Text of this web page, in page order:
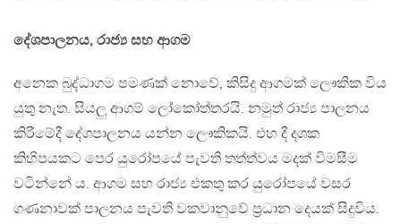
දේශපාලනය, රාජ්‍ය සහ ආගම
අනෙක බුද්ධාගම පමණක් නොවේ, කිසිදු ආගමක් ලෞකික විය
යුතු නැත. සියලු ආගම් ලෝකෝත්තරයි. නමුත් රාජ්‍ය පාලනය
කිරීමේදී දේශපාලනය යන්න ලෞකිකයි. එහ දී දශක
කිහිපයකට පෙර යුරෝපයේ පැවති තත්ත්වය මදක් විමසීම
වටින්නේ ය. ආගම සහ රාජ්‍ය එකතු කර යුරෝපයේ වසර
ගණනාවක් පාලනය පැවති වකවානුවේ ප්‍රධාන දෙයක් සිදුවිය.